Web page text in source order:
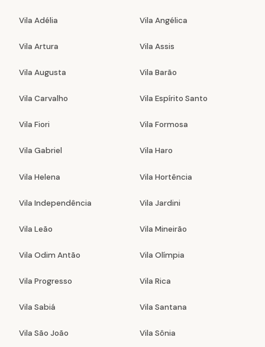
Vila Adélia Vila Angélica
Vila Artura Vila Assis
Vila Augusta Vila Barão
Vila Carvalho Vila Espírito Santo
Vila Fiori Vila Formosa
Vila Gabriel Vila Haro
Vila Helena Vila Hortência
Vila Independência Vila Jardini
Vila Leão Vila Mineirão
Vila Odim Antão Vila Olímpia
Vila Progresso Vila Rica
Vila Sabiá Vila Santana
Vila São João Vila Sônia